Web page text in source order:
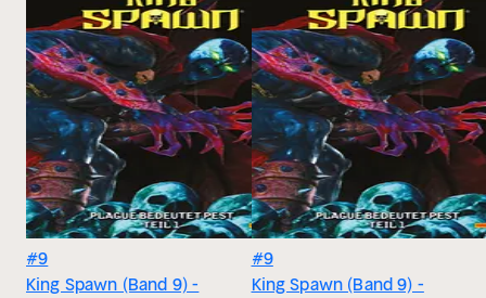
#9
King Spawn (Band 9) -
#9
King Spawn (Band 9) -